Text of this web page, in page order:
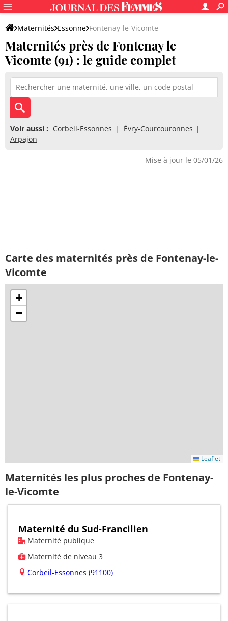
Maternités Essonne Fontenay-le-Vicomte
Maternités près de Fontenay le
Vicomte (91) : le guide complet
Voir aussi : Corbeil-Essonnes
Évry-Courcouronnes
Arpajon
Mise à jour le 05/01/26
Carte des maternités près de Fontenay-le-
Vicomte
+
−
Leaflet
Maternités les plus proches de Fontenay-
le-Vicomte
Maternité du Sud-Francilien
Maternité publique
Maternité de niveau 3
Corbeil-Essonnes (91100)